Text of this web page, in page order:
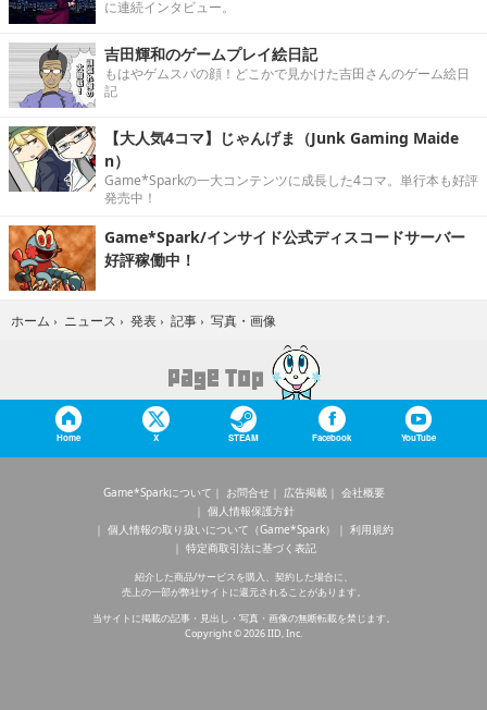
に連続インタビュー。
吉田輝和のゲームプレイ絵日記
もはやゲムスパの顔！どこかで見かけた吉田さんのゲーム絵日
記
【大人気4コマ】じゃんげま（Junk Gaming Maide
n）
Game*Sparkの一大コンテンツに成長した4コマ。単行本も好評
発売中！
Game*Spark/インサイド公式ディスコードサーバー
好評稼働中！
ホーム › ニュース › 発表 › 記事 › 写真・画像
Home X STEAM Facebook YouTube
Game*Sparkについて お問合せ 広告掲載
会社概要
個人情報保護方針
個人情報の取り扱いについて（Game*Spark）
利用規約
特定商取引法に基づく表記
紹介した商品/サービスを購入、契約した場合に、
売上の一部が弊社サイトに還元されることがあります。
当サイトに掲載の記事・見出し・写真・画像の無断転載を禁じます。
Copyright © 2026 IID, Inc.